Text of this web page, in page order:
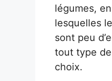
légumes,
lesquelles
sont peu
tout type
choix.